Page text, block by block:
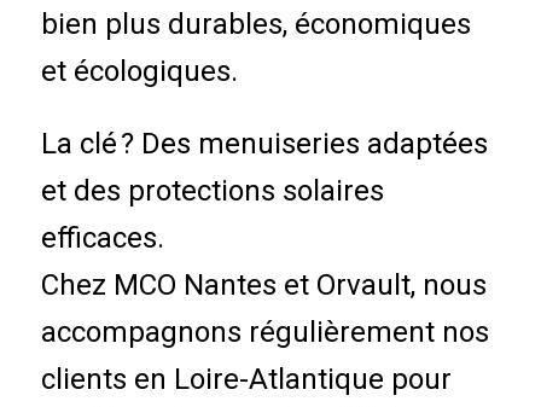
bien plus durables, économiques
et écologiques.
La clé ? Des menuiseries adaptées
et des protections solaires
efficaces.
Chez MCO Nantes et Orvault, nous
accompagnons régulièrement nos
clients en Loire-Atlantique pour